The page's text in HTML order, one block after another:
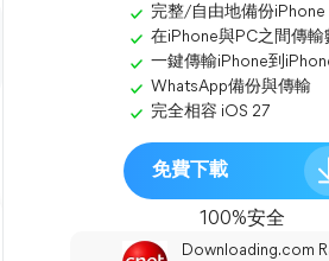
完整/自由地備份iPhone
在iPhone與PC之間傳輸
一鍵傳輸iPhone到
WhatsApp備份與傳輸
完全相容 iOS 27
免費下載
100%安全
Downloading.com